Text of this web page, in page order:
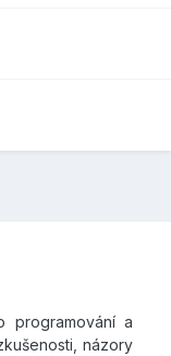
programování a
názory